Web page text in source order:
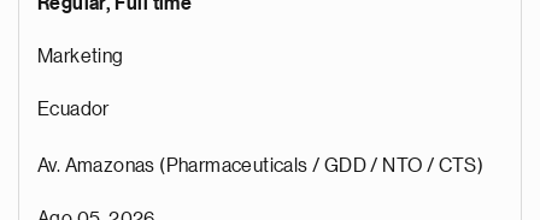
Marketing
Ecuador
Av. Amazonas (Pharmaceuticals / GDD / NTO / CTS)